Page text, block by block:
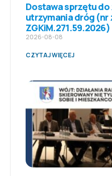
Dostawa sprzętu
utrzymania dróg (nr
ZGKiM.271.59.2026)
2026-08-08
CZYTAJ WIĘCEJ